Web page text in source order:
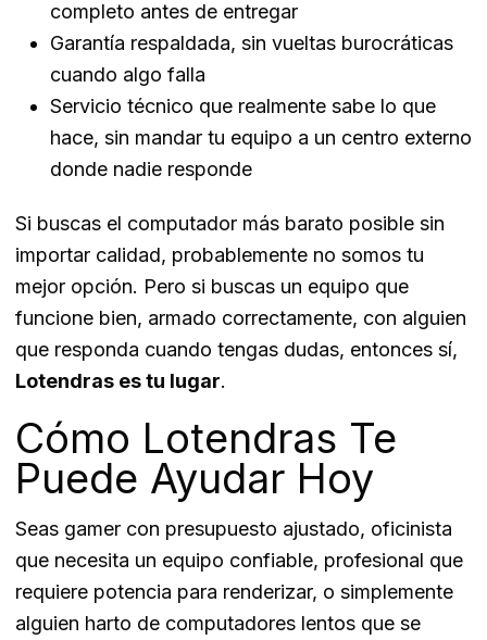
completo antes de entregar
Garantía respaldada, sin vueltas burocráticas
cuando algo falla
Servicio técnico que realmente sabe lo que
hace, sin mandar tu equipo a un centro externo
donde nadie responde
Si buscas el computador más barato posible sin
importar calidad, probablemente no somos tu
mejor opción. Pero si buscas un equipo que
funcione bien, armado correctamente, con alguien
que responda cuando tengas dudas, entonces sí,
Lotendras es tu lugar.
Cómo Lotendras Te
Puede Ayudar Hoy
Seas gamer con presupuesto ajustado, oficinista
que necesita un equipo confiable, profesional que
requiere potencia para renderizar, o simplemente
alguien harto de computadores lentos que se